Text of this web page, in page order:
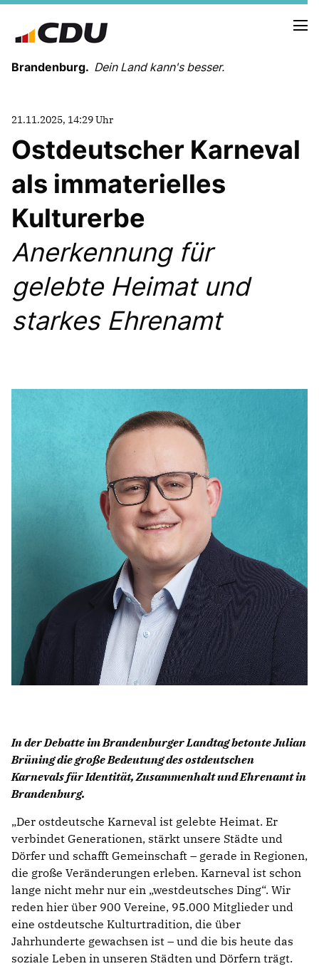
Brandenburg. Dein Land kann's besser.
LANDESVORSTAND
LANDESGESCHÄFTSSTELLE
ORGANISATION
KREISVERBÄNDE
VEREINIGUNGEN UND SONDERORGANISATIONEN
LANDESFACHAUSSCHÜSSE
SATZUNG
PARTEIGESCHICHTE
PARTEIGERICHT
IM EUROPÄISCHEN PARLAMENT
NEWSLETTER ABONNIEREN
BILDER
PROGRAMME
WICHTIGE BESCHLÜSSE DER CDU BRANDENBURG
75 JAHRE CDU BRANDENBURG
PRESSE
SPENDEN
Mitglied werden
21.11.2025, 14:29 Uhr
Ostdeutscher Karneval
als immaterielles
Kulturerbe
Anerkennung für
gelebte Heimat und
starkes Ehrenamt
In der Debatte im Brandenburger Landtag betonte Julian
Brüning die große Bedeutung des ostdeutschen
Karnevals für Identität, Zusammenhalt und Ehrenamt in
Brandenburg.
Der ostdeutsche Karneval ist gelebte Heimat. Er
verbindet Generationen, stärkt unsere Städte und
Dörfer und schafft Gemeinschaft – gerade in Regionen,
die große Veränderungen erleben. Karneval ist schon
lange nicht mehr nur ein „westdeutsches Ding“. Wir
reden hier über 900 Vereine, 95.000 Mitglieder und
eine ostdeutsche Kulturtradition, die über
Jahrhunderte gewachsen ist – und die bis heute das
soziale Leben in unseren Städten und Dörfern trägt.